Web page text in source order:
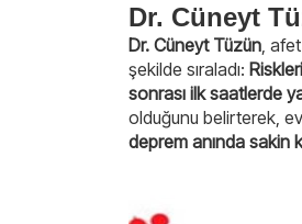
Dr. Cüneyt
Dr. Cüneyt Tüzün ,
şekilde sıraladı:
sonrası ilk saatlerde
olduğunu belirterek,
deprem anında sakin